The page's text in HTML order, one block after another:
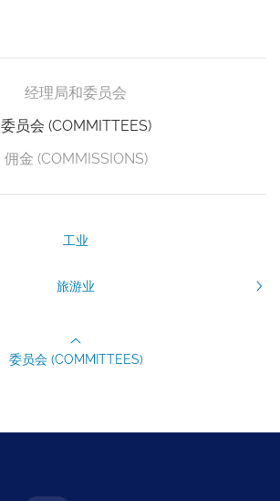
经理局和委员会
委员会 (COMMITTEES)
佣金 (COMMISSIONS)
工业
旅游业
委员会 (COMMITTEES)